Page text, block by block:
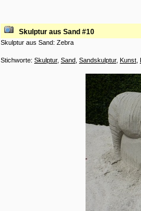
Skulptur aus Sand #10
Skulptur aus Sand: Zebra
Stichworte: Skulptur, Sand Sandskulptur, Kunst